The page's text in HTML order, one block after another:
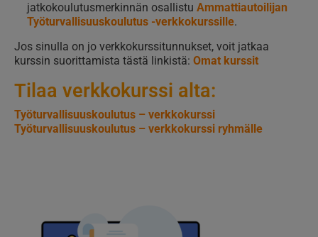
jatkokoulutusmerkinnän osallistu Ammattiautoilijan
Työturvallisuuskoulutus -verkkokurssille.
Jos sinulla on jo verkkokurssitunnukset, voit jatkaa
kurssin suorittamista tästä linkistä: Omat kurssit
Tilaa verkkokurssi alta:
Työturvallisuuskoulutus – verkkokurssi
Työturvallisuuskoulutus – verkkokurssi ryhmälle